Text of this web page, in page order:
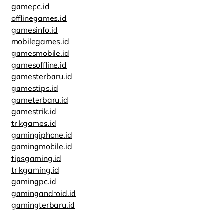
gamepc.id
offlinegames.id
gamesinfo.id
mobilegames.id
gamesmobile.id
gamesoffline.id
gamesterbaru.id
gamestips.id
gameterbaru.id
gamestrik.id
trikgames.id
gamingiphone.id
gamingmobile.id
tipsgaming.id
trikgaming.id
gamingpc.id
gamingandroid.id
gamingterbaru.id